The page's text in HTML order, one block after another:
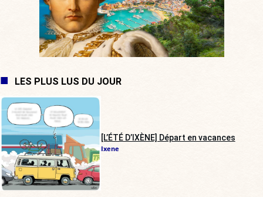
LES PLUS LUS DU JOUR
[L’ÉTÉ D’IXÈNE] Départ en vacances
Ixene